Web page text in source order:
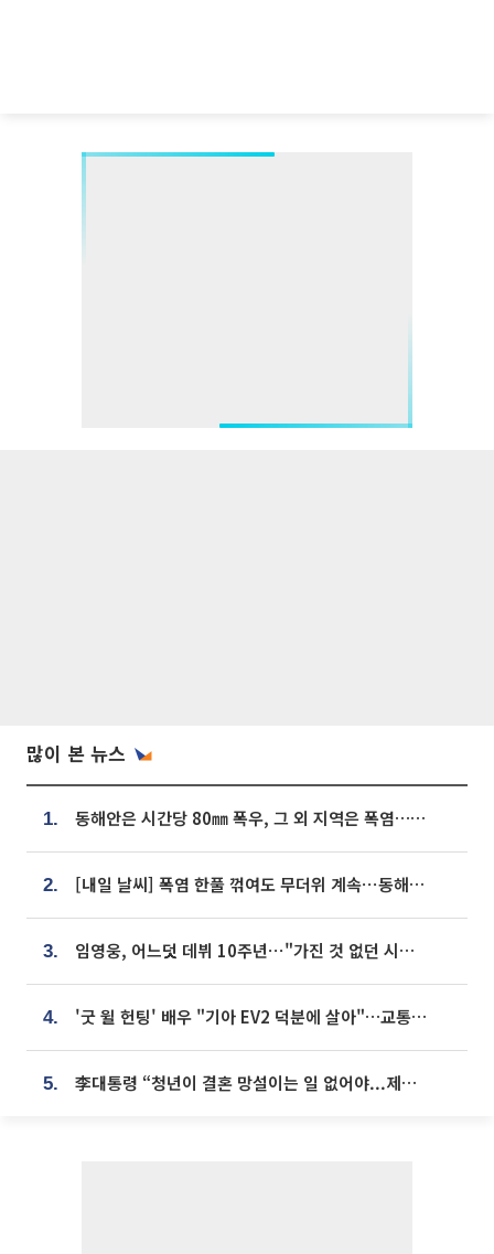
많이 본 뉴스
1. 동해안은 시간당 80㎜ 폭우, 그 외 지역은 폭염…‘극과 극 날씨’
2. [내일 날씨] 폭염 한풀 꺾여도 무더위 계속⋯동해안 이틀 연속 비
3. 임영웅, 어느덧 데뷔 10주년⋯"가진 것 없던 시절, 내 앞엔 20명의 팬뿐"
4. '굿 윌 헌팅' 배우 "기아 EV2 덕분에 살아"…교통사고 후 안전성 극찬
5. 李대통령 “청년이 결혼 망설이는 일 없어야...제도상 불이익 조사”